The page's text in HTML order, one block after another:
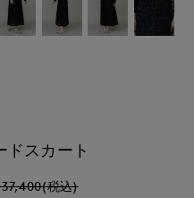
ドスカート
税込)